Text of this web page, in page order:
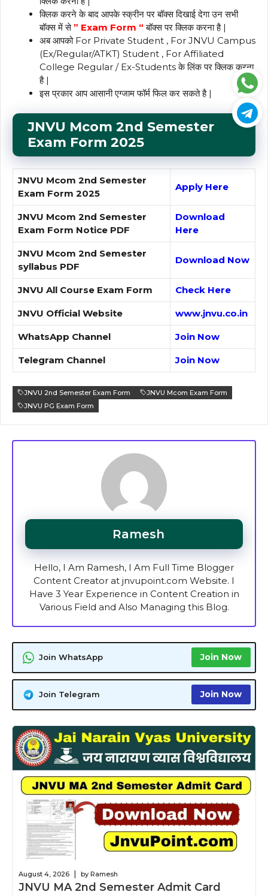
क्लिक करने के बाद आपके स्क्रीन पर बॉक्स दिखाई देगा उन सभी
बॉक्स में से ” Exam Form “ बॉक्स पर क्लिक करना है |
अब आपको For Private Student , For JNVU Campus
(Ex/Regular/ATKT) Student , For Affiliated
College Regular / Ex-Students के लिंक पर क्लिक करना
है |
इस प्रकार आप आसानी एग्जाम फॉर्म फिल कर सकते है |
JNVU Mcom 2nd Semester
Exam Form 2025
JNVU Mcom 2nd Semester
Exam Form 2025
Apply Here
JNVU Mcom 2nd Semester
Exam Form Notice PDF
Download
Here
JNVU Mcom 2nd Semester
syllabus PDF
Download Now
JNVU All Course Exam Form Check Here
JNVU Official Website www.jnvu.co.in
WhatsApp Channel Join Now
Telegram Channel Join Now
JNVU 2nd Semester Exam Form
JNVU Mcom Exam Form
JNVU PG Exam Form
Ramesh
Hello, I Am Ramesh, I Am Full Time Blogger
Content Creator at jnvupoint.com Website. I
Have 3 Year Experience in Content Creation in
Various Field and Also Managing this Blog.
Join WhatsApp Join Now
Join Telegram Join Now
August 4, 2026 by Ramesh
JNVU MA 2nd Semester Admit Card